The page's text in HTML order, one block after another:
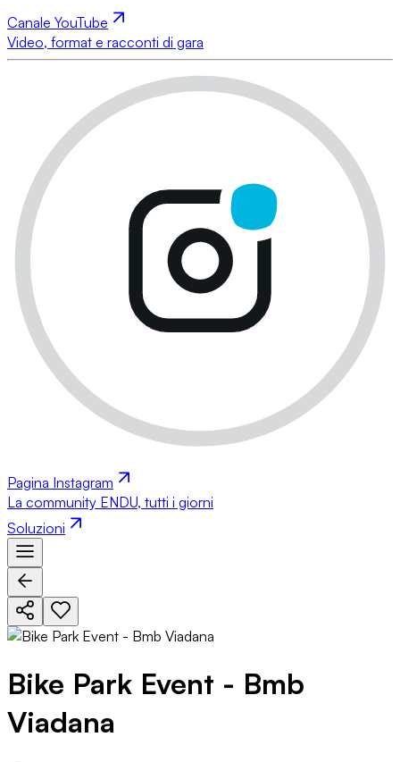
Canale YouTube
Video, format e racconti di gara
Pagina Instagram
La community ENDU, tutti i giorni
Soluzioni
Bike Park Event - Bmb
Viadana